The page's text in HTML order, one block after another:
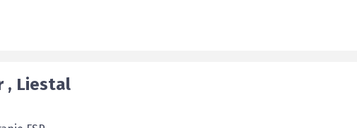
, Liestal